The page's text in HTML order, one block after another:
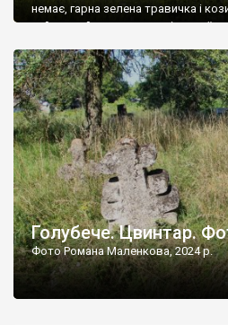
немає, гарна зелена травичка і
найкращий регулятор шкідливої,
бруньками, кози ті бруньки
делікатес. На цвинтарі у
різноманітних форм хрестів. Село
Голубече. Цвинтар.
Фото Романа Маленкова, 2024 р.